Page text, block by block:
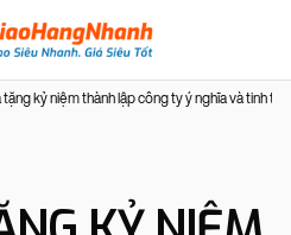
tặng kỷ niệm thành lập công ty ý nghĩa và tinh tế